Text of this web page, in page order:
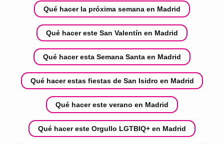
Qué hacer la próxima semana en Madrid
Qué hacer este San Valentín en Madrid
Qué hacer esta Semana Santa en Madrid
Qué hacer estas fiestas de San Isidro en Madrid
Qué hacer este verano en Madrid
Qué hacer este Orgullo LGTBIQ+ en Madrid